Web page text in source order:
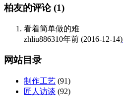
柏友的评论(1)
看着简单做的难
zhliu886310年前 (2016-12-14)
网站目录
制作工艺 (91)
匠人访谈 (92)